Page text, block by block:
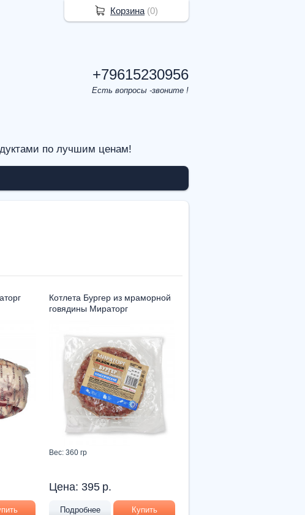
+79615230956
Есть вопросы -звоните !
по лучшим ценам!
Котлета Бургер из мраморной
говядины Мираторг
Вес: 360 гр
Цена: 395р.
Подробнее Купить
Корзина (0)